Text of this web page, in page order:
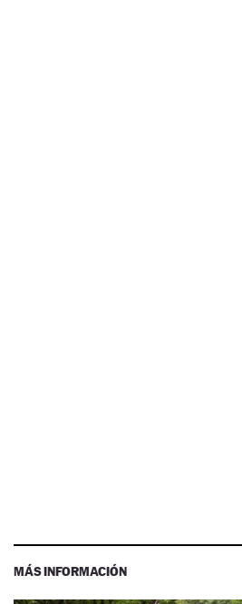
MÁS INFORMACIÓN